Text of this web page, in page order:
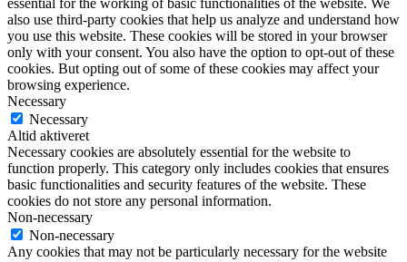
essential for the working of basic functionalities of the website. We
also use third-party cookies that help us analyze and understand how
you use this website. These cookies will be stored in your browser
only with your consent. You also have the option to opt-out of these
cookies. But opting out of some of these cookies may affect your
browsing experience.
Necessary
Necessary
Altid aktiveret
Necessary cookies are absolutely essential for the website to
function properly. This category only includes cookies that ensures
basic functionalities and security features of the website. These
cookies do not store any personal information.
Non-necessary
Non-necessary
Any cookies that may not be particularly necessary for the website